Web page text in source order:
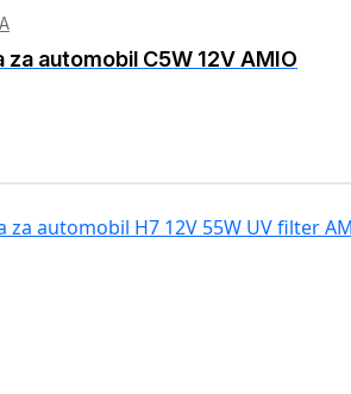
za automobil C5W 12V AMIO